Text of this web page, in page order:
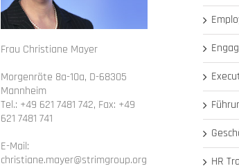
Frau Christiane Mayer
Morgenröte 8a-10a, D-68305
Mannheim
Tel.: +49 621 7481 742, Fax: +49
621 7481 741
E-Mail:
christiane.mayer@strimgroup.org
HR